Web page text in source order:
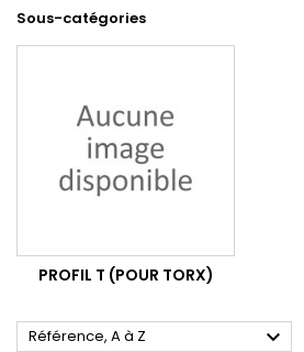
Sous-catégories
PROFIL T (POUR TORX)
Référence, A à Z 